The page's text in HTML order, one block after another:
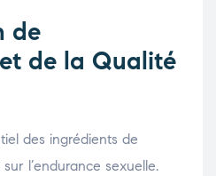
de
de la Qualité
des ingrédients de
l’endurance sexuelle.